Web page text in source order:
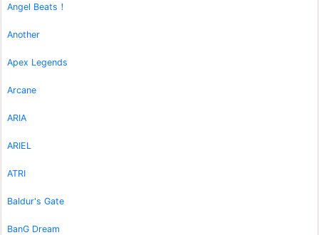
Angel Beats！
Another
Apex Legends
Arcane
ARIA
ARIEL
ATRI
Baldur's Gate
BanG Dream